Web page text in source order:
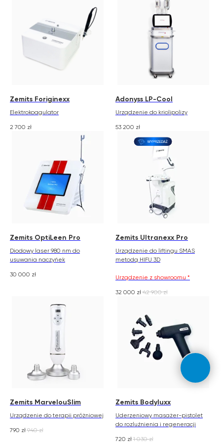
Zemits Foriginexx
Elektrokoagulator
2 700 zł
Adonyss LP-Cool
Urządzenie do kriolipolizy
53 200 zł
Zemits OptiLeen Pro
Diodowy laser 980 nm do
usuwania naczyńek
30 000 zł
Zemits Ultranexx Pro
Urządzenie do liftingu SMAS
metodą HIFU 3D
Urządzenie z showroomu *
32 000 zł 42 900 zł
Zemits MarvelouSlim
Urządzenie do terapii próżniowej
790 zł 940 zł
Zemits Bodyluxx
Uderzeniowy masażer-pistolet
do rozluźnienia i regeneracji
720 zł 1 030 zł